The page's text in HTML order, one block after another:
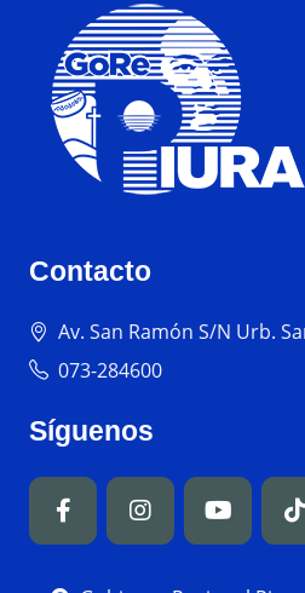
Contacto
Av. San Ramón S/N Urb.
073-284600
Síguenos